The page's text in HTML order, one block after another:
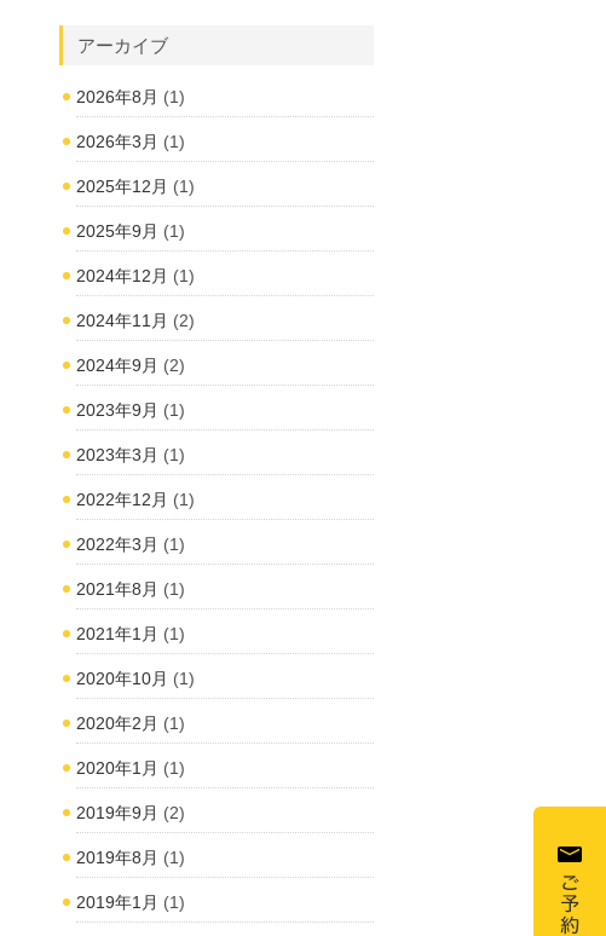
アーカイブ
2026年8月 (1)
2026年3月 (1)
2025年12月 (1)
2025年9月 (1)
2024年12月 (1)
2024年11月 (2)
2024年9月 (2)
2023年9月 (1)
2023年3月 (1)
2022年12月 (1)
2022年3月 (1)
2021年8月 (1)
2021年1月 (1)
2020年10月 (1)
2020年2月 (1)
2020年1月 (1)
2019年9月 (2)
2019年8月 (1)
2019年1月 (1)